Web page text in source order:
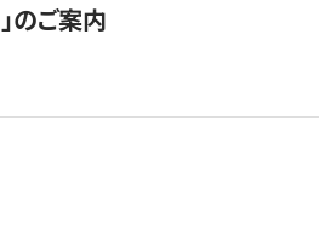
のご案内